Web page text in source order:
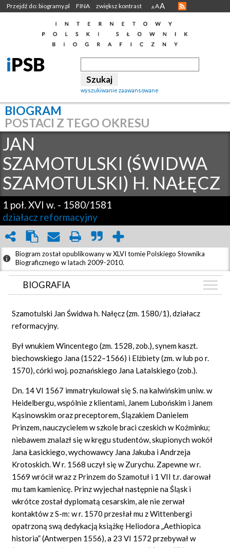
Przejdź do: biogramy.pl FINA zwiększ kontrast A AA
wyszukiwanie zaawansowane
BIOGRAM
POSTACI Z TEGO OKRESU
JAN
SZAMOTULSKI (ŚWIDWA
SZAMOTULSKI) H. NAŁĘCZ
1 poł. XVI w. - 1580/1581
działacz reformacyjny
Biogram został opublikowany w XLVI tomie Polskiego Słownika
Biograficznego w latach 2009-2010.
BIOGRAFIA
GRAF POWIĄZAŃ
DYSKUSJA
Szamotulski Jan Świdwa h. Nałęcz (zm. 1580/1), działacz
reformacyjny.
Był wnukiem Wincentego (zm. 1528, zob.), synem kaszt.
biechowskiego Jana (1522–1566) i Elżbiety (zm. w lub po r.
1570), córki woj. poznańskiego Jana Latalskiego (zob.).
Dn. 14 VI 1567 immatrykulował się S. na kalwińskim uniw. w
Heidelbergu, wspólnie z klientami, Janem Lubońskim i Janem
Kąsinowskim oraz preceptorem, Ślązakiem Danielem
Prinzem, nauczycielem w szkole braci czeskich w Koźminku;
niebawem znalazł się w kręgu studentów, skupionych wokół
Jana Łasickiego, wychowawcy Jana Jakuba i Andrzeja
Krotoskich. W r. 1568 uczył się w Zurychu. Zapewne w r.
1569 wrócił wraz z Prinzem do Szamotuł i 1 VII t.r. darował
mu tam kamienicę. Prinz wyjechał następnie na Śląsk i
wkrótce został dyplomatą cesarskim, ale nie zerwał
kontaktów z S-m: w r. 1570 przesłał mu z Wittenbergi
opatrzoną swą dedykacją książkę Heliodora „Aethiopica
historia” (Antwerpen 1556), a 23 VI 1572 przebywał w